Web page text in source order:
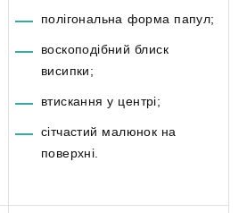
полігональна форма папул;
воскоподібний блиск
висипки;
втискання у центрі;
сітчастий малюнок на
поверхні.